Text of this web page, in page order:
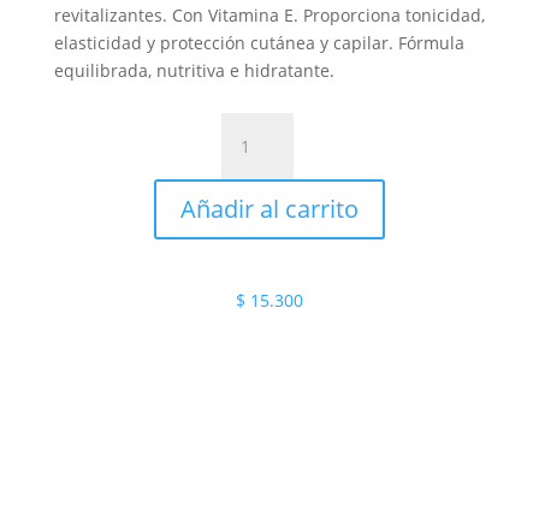
revitalizantes. Con Vitamina E. Proporciona tonicidad,
elasticidad y protección cutánea y capilar. Fórmula
equilibrada, nutritiva e hidratante.
FRAGANCIA
JOJOBA
120mm
cantidad
Añadir al carrito
$ 15.300